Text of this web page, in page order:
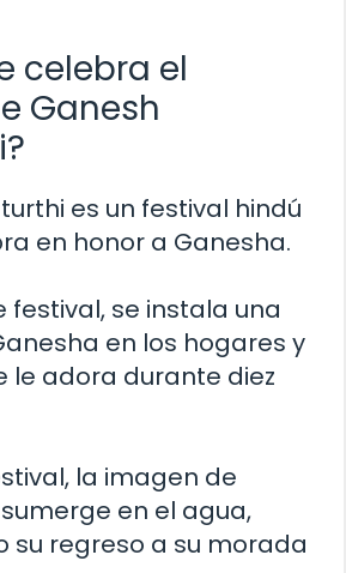
celebra el
Ganesh
es un festival hindú
en honor a Ganesha.
festival, se instala una
en los hogares y
le adora durante diez
la imagen de
en el agua,
su regreso a su morada